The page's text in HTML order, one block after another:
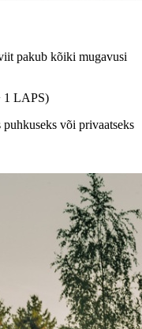
pakub kõiki mugavusi
LAPS)
või privaatseks